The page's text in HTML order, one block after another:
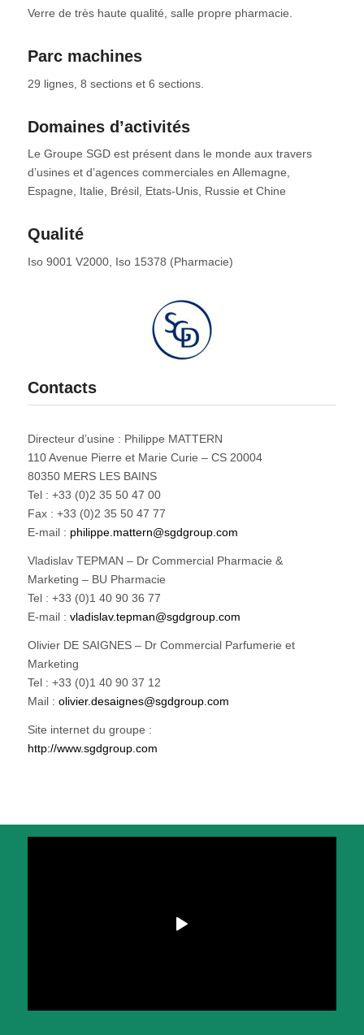
Verre de très haute qualité, salle propre pharmacie.
Parc machines
29 lignes, 8 sections et 6 sections.
Domaines d’activités
Le Groupe SGD est présent dans le monde aux travers
d’usines et d’agences commerciales en Allemagne,
Espagne, Italie, Brésil, Etats-Unis, Russie et Chine
Qualité
Iso 9001 V2000, Iso 15378 (Pharmacie)
Contacts
Directeur d’usine : Philippe MATTERN
110 Avenue Pierre et Marie Curie – CS 20004
80350 MERS LES BAINS
Tel : +33 (0)2 35 50 47 00
Fax : +33 (0)2 35 50 47 77
E-mail : philippe.mattern@sgdgroup.com
Vladislav TEPMAN – Dr Commercial Pharmacie &
Marketing – BU Pharmacie
Tel : +33 (0)1 40 90 36 77
E-mail : vladislav.tepman@sgdgroup.com
Olivier DE SAIGNES – Dr Commercial Parfumerie et
Marketing
Tel : +33 (0)1 40 90 37 12
Mail : olivier.desaignes@sgdgroup.com
Site internet du groupe :
http://www.sgdgroup.com